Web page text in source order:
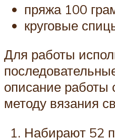
пряжа 100
круговые
Для работы
описание работы
методу вязания
Набирают 52